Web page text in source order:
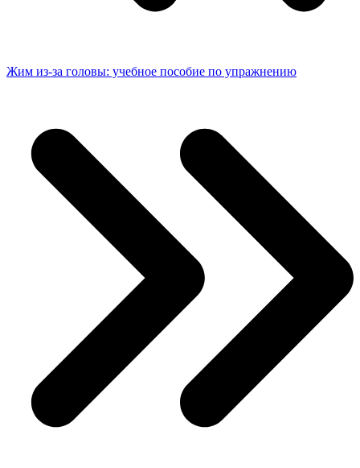
Жим из-за головы: учебное пособие по упражнению